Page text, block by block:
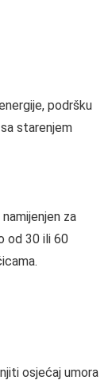
podršku
starenjem
za
od 30 ili 60
osjećaj umora